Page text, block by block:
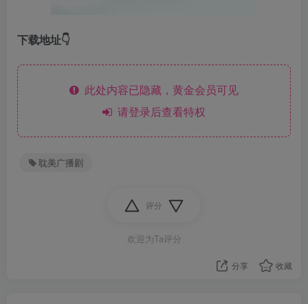
下载地址👇
此处内容已隐藏，黄金会员可见
请登录后查看特权
耽美广播剧
评分
欢迎为Ta评分
分享 收藏